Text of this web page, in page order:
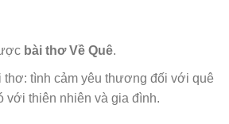
bài thơ Về Quê.
thơ: tình cảm yêu thương đối với quê
với thiên nhiên và gia đình.